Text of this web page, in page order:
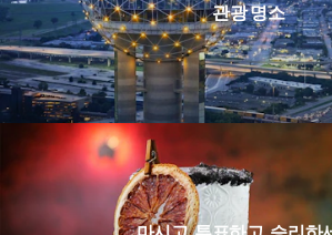
관광 명소